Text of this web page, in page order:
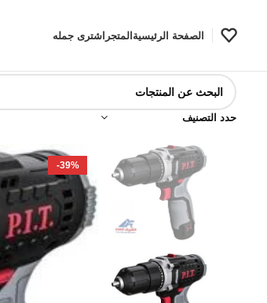
الصفحة الرئيسيةالمتجر اشترى جمله
حدد التصنيف
-39%